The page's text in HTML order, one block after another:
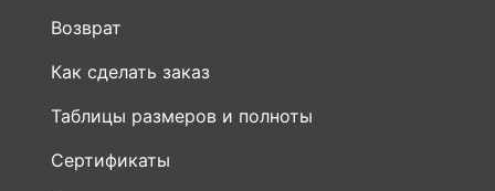
Возврат
Как сделать заказ
Таблицы размеров и полноты
Сертификаты